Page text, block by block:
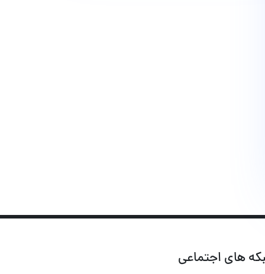
های اجتماعی